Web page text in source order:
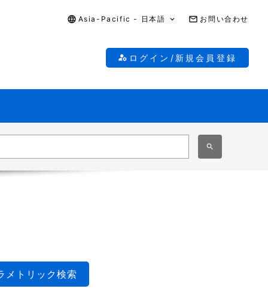
Asia-Pacific - 日本語 お問い合わせ
ログイン/新規会員登録
メトリック検索